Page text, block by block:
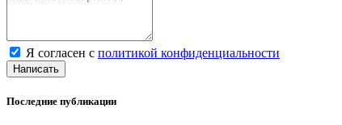
Я согласен с политикой конфиденциальности
Написать
Последние публикации